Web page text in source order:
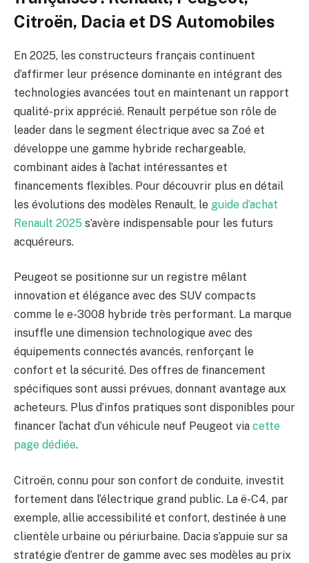
Citroën, Dacia et DS Automobiles
En 2025, les constructeurs français continuent
d’affirmer leur présence dominante en intégrant des
technologies avancées tout en maintenant un rapport
qualité-prix apprécié. Renault perpétue son rôle de
leader dans le segment électrique avec sa Zoé et
développe une gamme hybride rechargeable,
combinant aides à l’achat intéressantes et
financements flexibles. Pour découvrir plus en détail
les évolutions des modèles Renault, le guide d’achat
Renault 2025 s’avère indispensable pour les futurs
acquéreurs.
Peugeot se positionne sur un registre mêlant
innovation et élégance avec des SUV compacts
comme le e-3008 hybride très performant. La marque
insuffle une dimension technologique avec des
équipements connectés avancés, renforçant le
confort et la sécurité. Des offres de financement
spécifiques sont aussi prévues, donnant avantage aux
acheteurs. Plus d’infos pratiques sont disponibles pour
financer l’achat d’un véhicule neuf Peugeot via cette
page dédiée.
Citroën, connu pour son confort de conduite, investit
fortement dans l’électrique grand public. La ë-C4, par
exemple, allie accessibilité et confort, destinée à une
clientèle urbaine ou périurbaine. Dacia s’appuie sur sa
stratégie d’entrer de gamme avec ses modèles au prix